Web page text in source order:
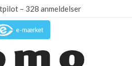
– 328 anmeldelser